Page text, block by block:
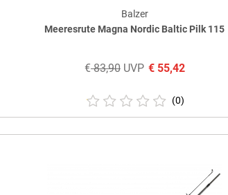
Balzer
Meeresrute Magna Nordic Baltic Pilk 115
€83,90UVP €55,42
(0)